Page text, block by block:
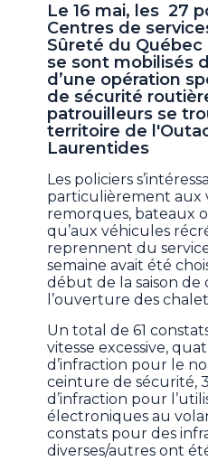
Le 16 mai, les 27
Centres de
Sûreté du
se sont mobilisés
d’une opération
de sécurité
patrouilleurs se
territoire de
Laurentides
Les policiers
particulièrement aux
remorques, bateaux
qu’aux véhicules
reprennent du
semaine avait été
début de la saison de
l’ouverture des
Un total de 61
vitesse excessive,
d’infraction pour le
ceinture de sécurité,
d’infraction pour
électroniques au
constats pour des
diverses/autres ont